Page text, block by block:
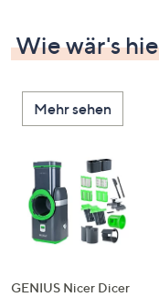
Wie wär's
Mehr sehen
GENIUS Nicer Dicer